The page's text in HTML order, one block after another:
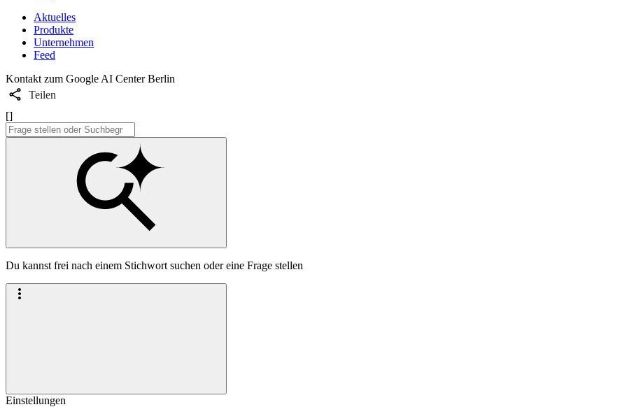
Aktuelles
Produkte
Unternehmen
Feed
Kontakt zum Google AI Center Berlin
Teilen
[]
Du kannst frei nach einem Stichwort suchen oder eine Frage stellen
Einstellungen